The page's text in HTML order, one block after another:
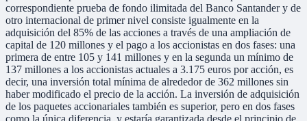
correspondiente prueba de fondo ilimitada del Banco Santander y de
otro internacional de primer nivel consiste igualmente en la
adquisición del 85% de las acciones a través de una ampliación de
capital de 120 millones y el pago a los accionistas en dos fases: una
primera de entre 105 y 141 millones y en la segunda un mínimo de
137 millones a los accionistas actuales a 3.175 euros por acción, es
decir, una inversión total mínima de alrededor de 362 millones sin
haber modificado el precio de la acción. La inversión de adquisición
de los paquetes accionariales también es superior, pero en dos fases
como la única diferencia, y estaría garantizada desde el principio de